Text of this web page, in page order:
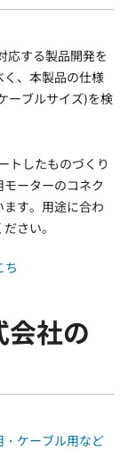
応する製品開発を
、本製品の仕様
ーブルサイズ)を検
トしたものづくり
ーターのコネク
す。用途に合わ
さい。
ち
会社の
・ケーブル用など